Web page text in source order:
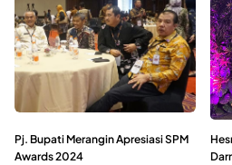
Pj. Bupati Merangin Apresiasi SPM
Awards 2024